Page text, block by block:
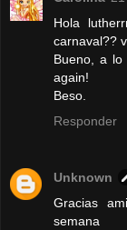
Hola
carnaval??
Bueno, a lo
again!
Beso.
Responder
Unknown
Gracias
semana